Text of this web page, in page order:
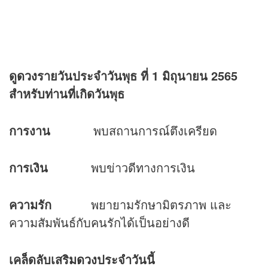
ดูดวงรายวันประจำวันพุธ ที่ 1 มิถุนายน 2565
สำหรับท่านที่เกิดวันพุธ
การงาน พบสถานการณ์ตึงเครียด
การเงิน พบข่าวดีทางการเงิน
ความรัก พยายามรักษามิตรภาพ และ
ความสัมพันธ์กับคนรักได้เป็นอย่างดี
เคล็ดลับเสริมดวงประจำวันนี้